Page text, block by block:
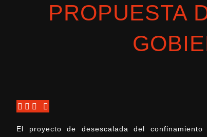
PROPUESTA
El proyecto de desescalada del confinamiento